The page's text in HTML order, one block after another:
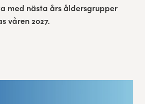
med nästa års åldersgrupper
våren 2027.